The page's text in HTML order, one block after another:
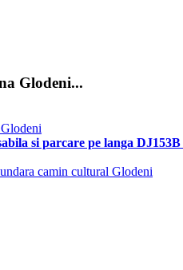
Glodeni...
si parcare pe langa DJ153B
camin cultural Glodeni